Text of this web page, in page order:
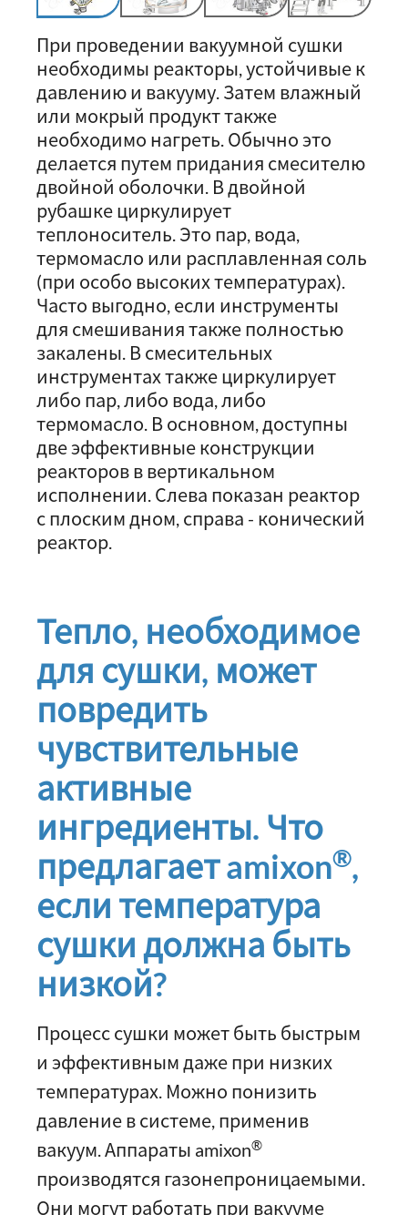
При проведении вакуумной сушки
необходимы реакторы, устойчивые к
давлению и вакууму. Затем влажный
или мокрый продукт также
необходимо нагреть. Обычно это
делается путем придания смесителю
двойной оболочки. В двойной
рубашке циркулирует
теплоноситель. Это пар, вода,
термомасло или расплавленная соль
(при особо высоких температурах).
Часто выгодно, если инструменты
для смешивания также полностью
закалены. В смесительных
инструментах также циркулирует
либо пар, либо вода, либо
термомасло. В основном, доступны
две эффективные конструкции
реакторов в вертикальном
исполнении. Слева показан реактор
с плоским дном, справа - конический
реактор.
Тепло, необходимое
для сушки, может
повредить
чувствительные
активные
ингредиенты. Что
предлагает amixon®,
если температура
сушки должна быть
низкой?
Процесс сушки может быть быстрым
и эффективным даже при низких
температурах. Можно понизить
давление в системе, применив
вакуум. Аппараты amixon®
производятся газонепроницаемыми.
Они могут работать при вакууме